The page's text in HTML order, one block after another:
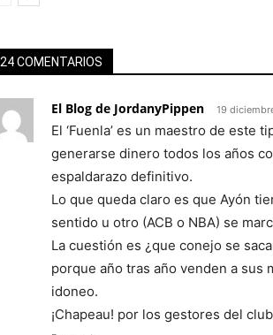
24 COMENTARIOS
El Blog de JordanyPippen 19
El ‘Fuenla’ es un maestro de este
generarse dinero todos los años
espaldarazo definitivo.
Lo que queda claro es que Ayón
sentido u otro (ACB o NBA) se
La cuestión es ¿que conejo se
porque año tras año venden a
idoneo.
¡Chapeau! por los gestores del club